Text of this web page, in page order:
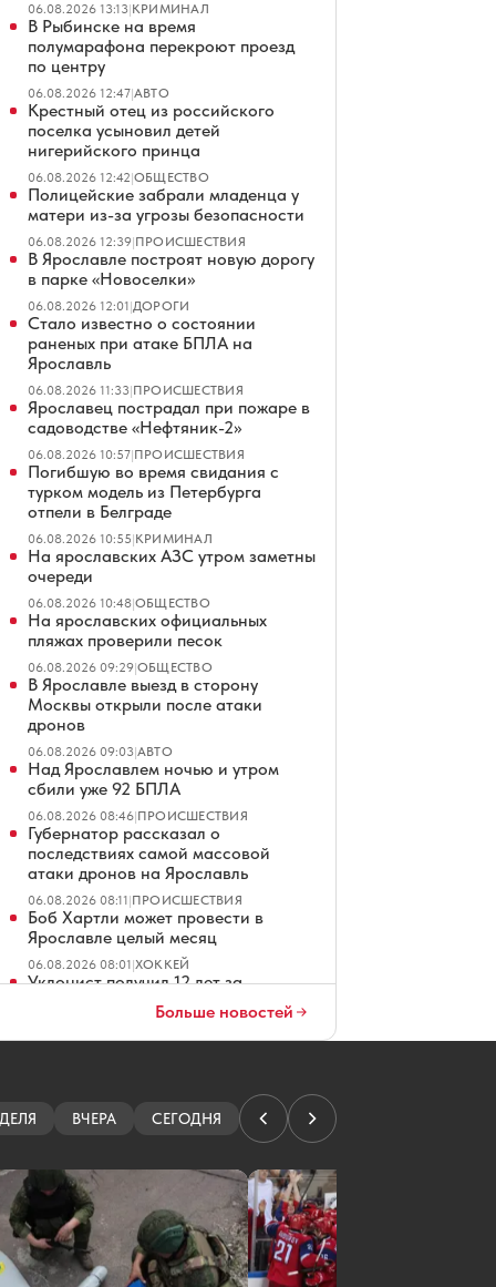
06.08.2026 13:13|КРИМИНАЛ
В Рыбинске на время
полумарафона перекроют проезд
по центру
06.08.2026 12:47|АВТО
Крестный отец из российского
поселка усыновил детей
нигерийского принца
06.08.2026 12:42|ОБЩЕСТВО
Полицейские забрали младенца у
матери из-за угрозы безопасности
06.08.2026 12:39|ПРОИСШЕСТВИЯ
В Ярославле построят новую дорогу
в парке «Новоселки»
06.08.2026 12:01|ДОРОГИ
Стало известно о состоянии
раненых при атаке БПЛА на
Ярославль
06.08.2026 11:33|ПРОИСШЕСТВИЯ
Ярославец пострадал при пожаре в
садоводстве «Нефтяник-2»
06.08.2026 10:57|ПРОИСШЕСТВИЯ
Погибшую во время свидания с
турком модель из Петербурга
отпели в Белграде
06.08.2026 10:55|КРИМИНАЛ
На ярославских АЗС утром заметны
очереди
06.08.2026 10:48|ОБЩЕСТВО
На ярославских официальных
пляжах проверили песок
06.08.2026 09:29|ОБЩЕСТВО
В Ярославле выезд в сторону
Москвы открыли после атаки
дронов
06.08.2026 09:03|АВТО
Над Ярославлем ночью и утром
сбили уже 92 БПЛА
06.08.2026 08:46|ПРОИСШЕСТВИЯ
Губернатор рассказал о
последствиях самой массовой
атаки дронов на Ярославль
06.08.2026 08:11|ПРОИСШЕСТВИЯ
Боб Хартли может провести в
Ярославле целый месяц
06.08.2026 08:01|ХОККЕЙ
Уклонист получил 12 лет за
стрельбу по троллейбусу в
ПРОИСШЕСТВИЯ
Определен подрядчик озеленения у
стадиона «Спартаковец» в
Ярославле
06.08.2026 06:01 БЛАГОУСТРОЙСТВО
На дороге в Дядьково приступают к
ремонту тротуаров
06.08.2026 05:01|ДОРОГИ
Больше новостей
ВЧЕРА СЕГОДНЯ